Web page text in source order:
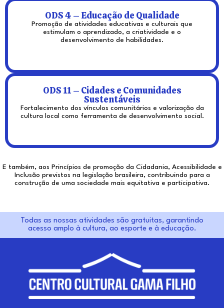
ODS 4 – Educação de Qualidade
Promoção de atividades educativas e culturais que
estimulam o aprendizado, a criatividade e o
desenvolvimento de habilidades.
ODS 11 – Cidades e Comunidades
Sustentáveis
Fortalecimento dos vínculos comunitários e valorização da
cultura local como ferramenta de desenvolvimento social.
E também, aos Princípios de promoção da Cidadania, Acessibilidade e
Inclusão previstos na legislação brasileira, contribuindo para a
construção de uma sociedade mais equitativa e participativa.
Todas as nossas atividades são gratuitas, garantindo
acesso amplo à cultura, ao esporte e à educação.